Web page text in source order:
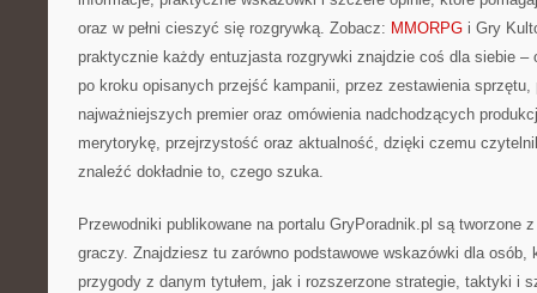
oraz w pełni cieszyć się rozgrywką. Zobacz: MMORPG i Gry
praktycznie każdy entuzjasta rozgrywki znajdzie coś dla siebie –
po kroku opisanych przejść kampanii, przez zestawienia sprzętu,
najważniejszych premier oraz omówienia nadchodzących
merytorykę, przejrzystość oraz aktualność, dzięki czemu
znaleźć dokładnie to, czego szuka.
Przewodniki publikowane na portalu GryPoradnik.pl są tworzone
graczy. Znajdziesz tu zarówno podstawowe wskazówki dla osób,
przygody z danym tytułem, jak i rozszerzone strategie, taktyki i